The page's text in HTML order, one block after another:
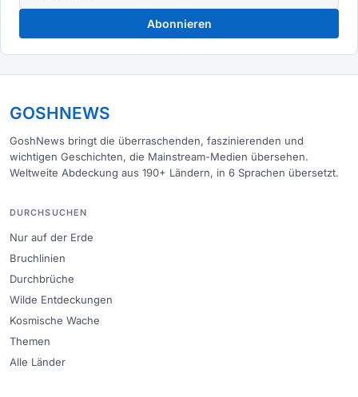
Abonnieren
GOSHNEWS
GoshNews bringt die überraschenden, faszinierenden und
wichtigen Geschichten, die Mainstream-Medien übersehen.
Weltweite Abdeckung aus 190+ Ländern, in 6 Sprachen übersetzt.
DURCHSUCHEN
Nur auf der Erde
Bruchlinien
Durchbrüche
Wilde Entdeckungen
Kosmische Wache
Themen
Alle Länder